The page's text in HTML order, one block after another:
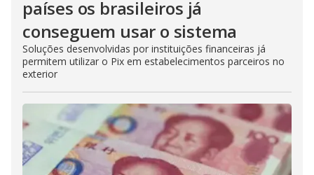
países os brasileiros já
conseguem usar o sistema
Soluções desenvolvidas por instituições financeiras já
permitem utilizar o Pix em estabelecimentos parceiros no
exterior